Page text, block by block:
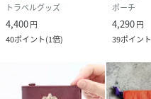
トラベルグッズ
4,400円
40ポイント(1倍)
ポーチ
4,290円
39ポイント